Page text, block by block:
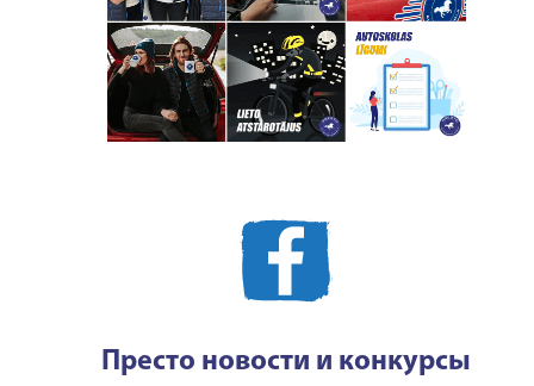
Престо новости и конкурсы